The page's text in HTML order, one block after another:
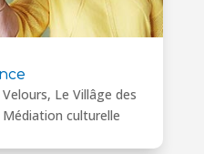
, Le Villâge des
Médiation culturelle